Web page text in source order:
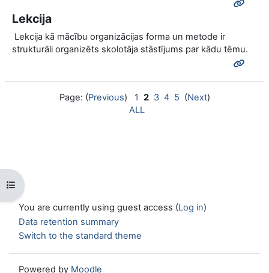
Open course index
Lekcija
Lekcija kā mācību organizācijas forma un metode ir
strukturāli organizēts skolotāja stāstījums par kādu tēmu.
Page: (Previous) 1 2 3 4 5 (Next)
ALL
You are currently using guest access (Log in)
Data retention summary
Switch to the standard theme
Powered by Moodle